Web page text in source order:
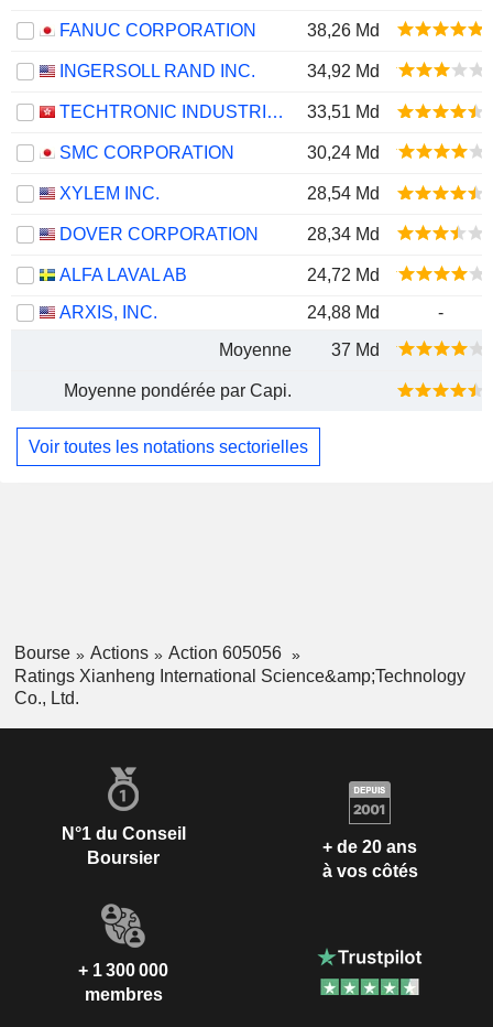
FANUC CORPORATION 38,26 Md
INGERSOLL RAND INC. 34,92 Md
TECHTRONIC INDUSTRIES COMPANY LIMITED 33,51 Md
SMC CORPORATION 30,24 Md
XYLEM INC. 28,54 Md
DOVER CORPORATION 28,34 Md
ALFA LAVAL AB
24,72 Md
ARXIS, INC.
24,88 Md
-
Moyenne
37 Md
Moyenne pondérée par Capi.
Voir toutes les notations sectorielles
Bourse Actions
Action 605056
Ratings Xianheng International Science&amp;Technology
Co., Ltd.
N°1 du Conseil
Boursier
+ de 20 ans
à vos côtés
+ 1 300 000
membres